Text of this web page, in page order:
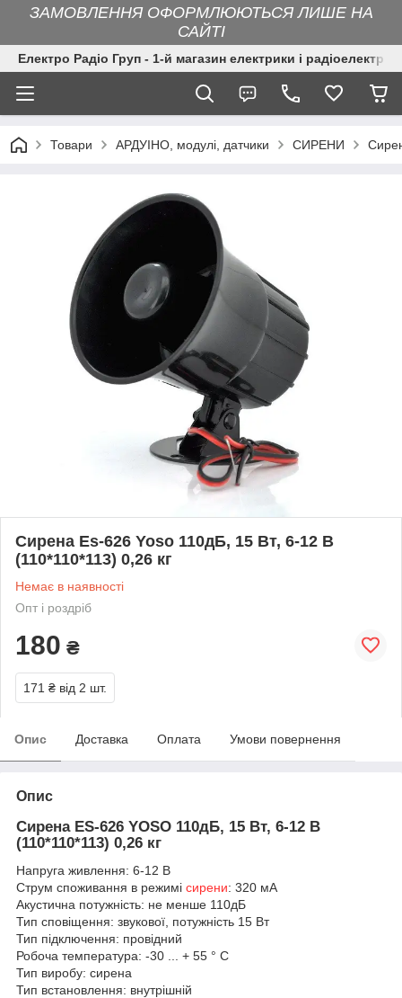
ЗАМОВЛЕННЯ ОФОРМЛЮЮТЬСЯ ЛИШЕ НА
САЙТІ
Електро Радіо Груп - 1-й магазин електрики і
Товари АРДУІНО, модулі, датчики СИРЕНИ
Сирена Es-626 Yoso 110дБ, 15 Вт, 6-12 В
(110*110*113) 0,26 кг
Немає в наявності
Опт і роздріб
180 ₴
171 ₴ від 2 шт.
Опис Доставка Оплата Умови повернення
Опис
Сирена ES-626 YOSO 110дБ, 15 Вт, 6-12 В
(110*110*113) 0,26 кг
Напруга живлення: 6-12 В
Струм споживання в режимі сирени: 320 мА
Акустична потужність: не менше 110дБ
Тип сповіщення: звукової, потужність 15 Вт
Тип підключення: провідний
Робоча температура: -30 ... + 55 ° С
Тип виробу: сирена
Тип встановлення: внутрішній